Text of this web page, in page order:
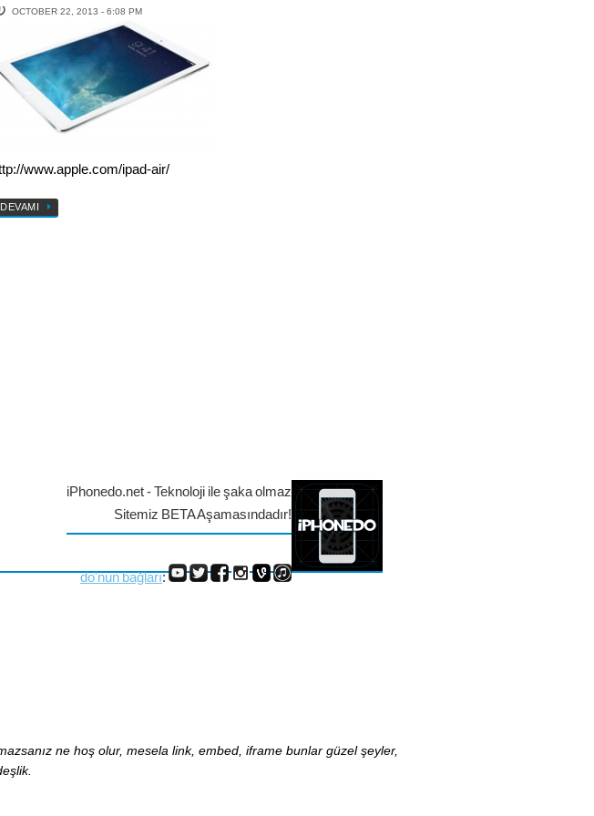
OCTOBER 22, 2013 - 6:08 PM
www.apple.com/ipad-air/
DEVAMI
iPhonedo.net - Teknoloji ile şaka olmaz
Sitemiz BETA Aşamasındadır!
do'nun bağları:
ne hoş olur, mesela link, embed, iframe bunlar güzel şeyler,